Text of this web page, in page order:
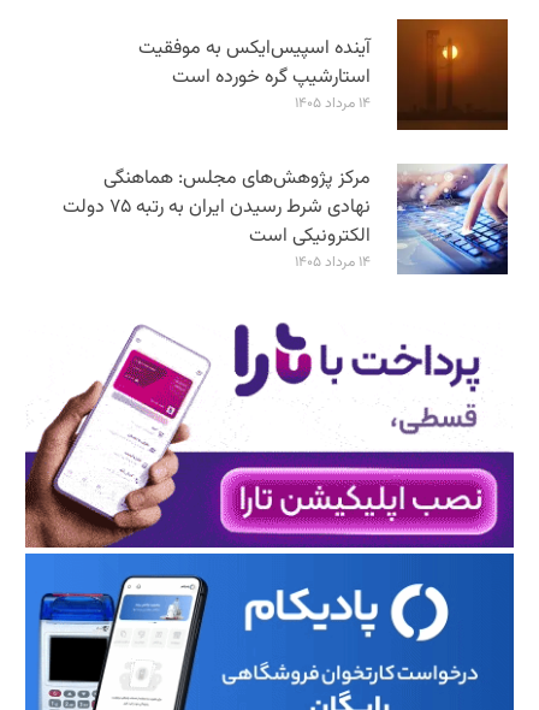
آینده اسپیس‌ایکس به موفقیت
استارشیپ گره خورده است
۱۴ مرداد ۱۴۰۵
مرکز پژوهش‌های مجلس: هماهنگی
نهادی شرط رسیدن ایران به رتبه ۷۵ دولت
الکترونیکی است
۱۴ مرداد ۱۴۰۵